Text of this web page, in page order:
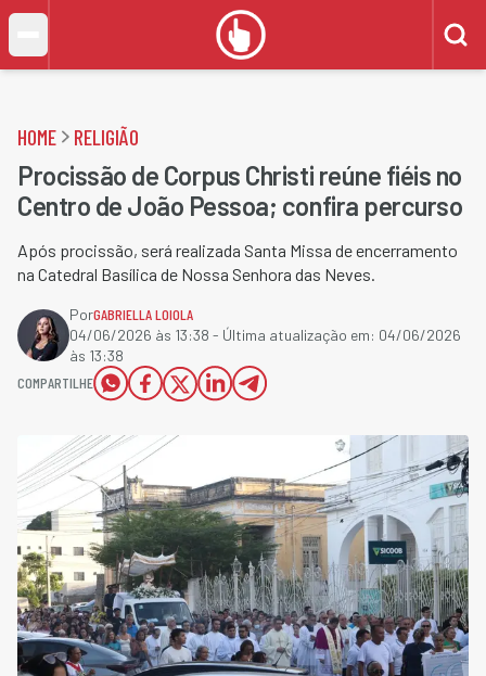
HOME RELIGIÃO
Procissão de Corpus Christi reúne fiéis no
Centro de João Pessoa; confira percurso
Após procissão, será realizada Santa Missa de encerramento
na Catedral Basílica de Nossa Senhora das Neves.
PorGABRIELLA LOIOLA
04/06/2026 às 13:38 - Última atualização em: 04/06/2026
às 13:38
COMPARTILHE